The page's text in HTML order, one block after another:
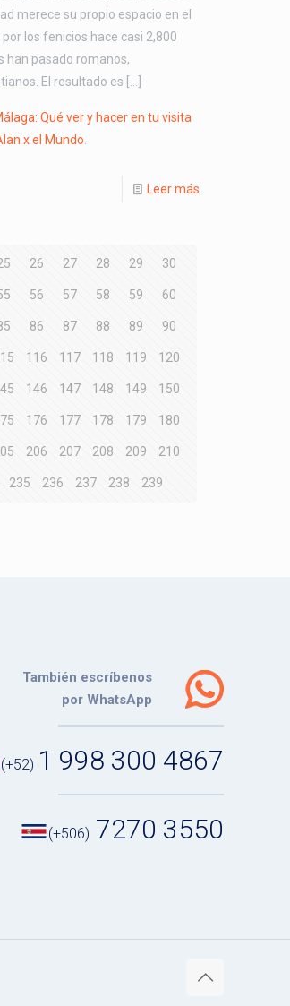
merece su propio espacio en el
los fenicios hace casi 2,800
han pasado romanos,
El resultado es […]
Qué ver y hacer en tu visita
x el Mundo
Leer más
26 27 28 29 30
56 57 58 59 60
86 87 88 89 90
116 117 118 119 120
146 147 148 149 150
176 177 178 179 180
206 207 208 209 210
235 236 237 238 239
También escríbenos
por WhatsApp
(+52) 1 998 300 4867
(+506) 7270 3550